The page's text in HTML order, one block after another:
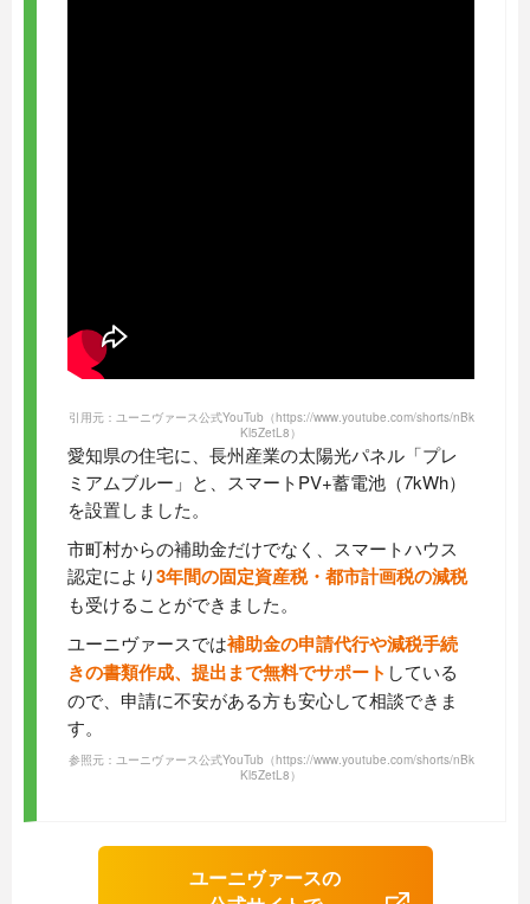
引用元：ユーニヴァース公式YouTub （https://www.youtube.com/shorts/nBk
Kl5ZetL8）
愛知県の住宅に、長州産業の太陽光パネル「プレ
ミアムブルー」と、スマートPV+蓄電池（7kWh）
を設置しました。
市町村からの補助金だけでなく、スマートハウス
認定により3年間の固定資産税・都市計画税の減税
も受けることができました。
ユーニヴァースでは補助金の申請代行や減税手続
きの書類作成、提出まで無料でサポート している
ので、申請に不安がある方も安心して相談できま
す。
参照元：ユーニヴァース公式YouTub （https://www.youtube.com/shorts/nBk
Kl5ZetL8）
ユーニヴァースの